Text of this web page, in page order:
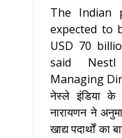
The Indian
expected to
USD 70
said
Managing
नेस्ले इंडिया के
नारायणन ने
खाद्य पदार्थों